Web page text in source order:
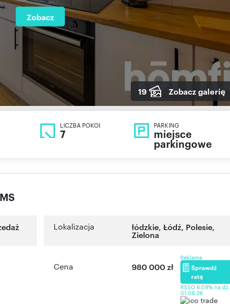
Zobacz
19 Zobacz galerię
LICZBA POKOI
7
PARKING
miejsce
parkingowe
Lokalizacja łódzkie,Łódź, Polesie,
Zielona
Cena 980 000 zł
Reklama
Sprawdź
ratę
RSSO 6,09% na dz.
01.06.26